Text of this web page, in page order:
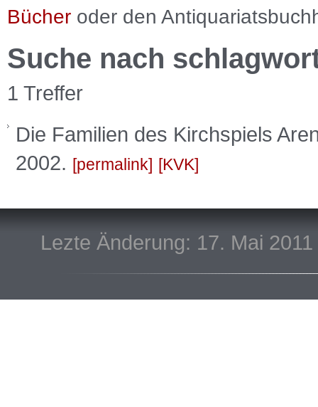
Bücher oder den
Suche nach
1 Treffer
Die Familien des Kirchspiels
2002.
permalink KVK
Lezte Änderung: 17. Mai